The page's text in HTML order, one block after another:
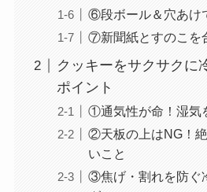
⑥段ボール＆穴あけ
⑦新聞紙とすのこを
クッキーをサクサクに
ポイント
①通気性が命！湿気
②天板の上はNG！
いこと
③焦げ・割れを防ぐ